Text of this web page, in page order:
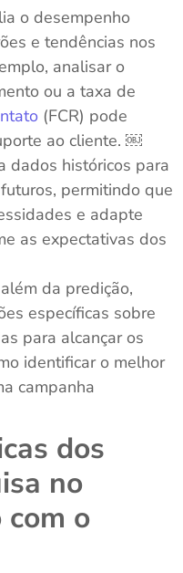
o desempenho
e tendências nos
analisar o
ou a taxa de
(FCR) pode
ao cliente. ￼
dados históricos para
permitindo que
e adapte
as expectativas dos
da predição,
específicas sobre
para alcançar os
identificar o melhor
campanha
dos
no
com o